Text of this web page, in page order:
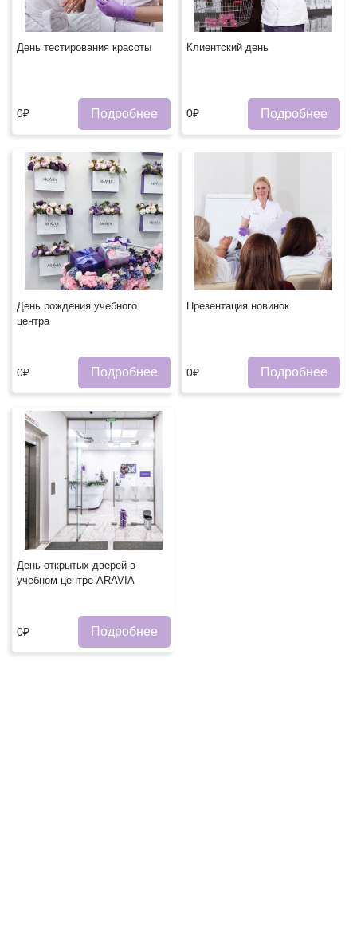
День тестирования красоты
0₽ Подробнее
Клиентский день
0₽ Подробнее
День рождения учебного
центра
0₽ Подробнее
Презентация новинок
0₽ Подробнее
День открытых дверей в
учебном центре ARAVIA
0₽ Подробнее